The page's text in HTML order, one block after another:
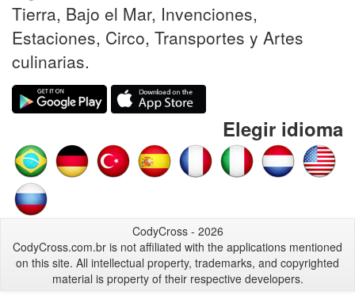
Tierra, Bajo el Mar, Invenciones,
Estaciones, Circo, Transportes y Artes
culinarias.
Elegir idioma
CodyCross - 2026
CodyCross.com.br is not affiliated with the applications mentioned
on this site. All intellectual property, trademarks, and copyrighted
material is property of their respective developers.